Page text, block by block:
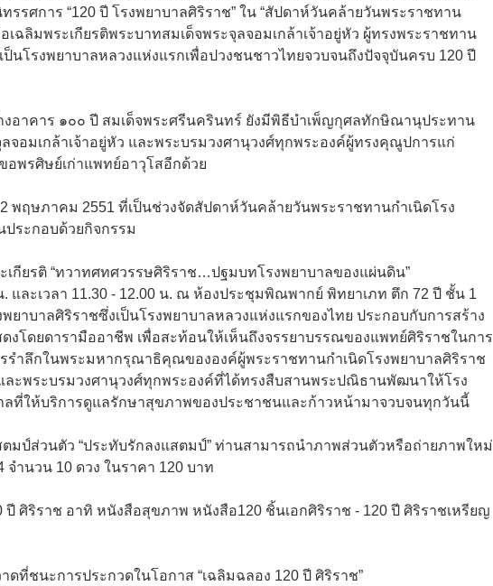
รรศการ “120 ปี โรงพยาบาลศิริราช” ใน “สัปดาห์วันคล้ายวันพระราชทาน
เฉลิมพระเกียรติพระบาทสมเด็จพระจุลจอมเกล้าเจ้าอยู่หัว ผู้ทรงพระราชทาน
ป็นโรงพยาบาลหลวงแห่งแรกเพื่อปวงชนชาวไทยจวบจนถึงปัจจุบันครบ 120 ปี
อาคาร ๑๐๐ ปี สมเด็จพระศรีนครินทร์ ยังมีพิธีบำเพ็ญกุศลทักษิณานุประทาน
จอมเกล้าเจ้าอยู่หัว และพระบรมวงศานุวงศ์ทุกพระองค์ผู้ทรงคุณูปการแก่
พรศิษย์เก่าแพทย์อาวุโสอีกด้วย
พฤษภาคม 2551 ที่เป็นช่วงจัดสัปดาห์วันคล้ายวันพระราชทานกำเนิดโรง
ระกอบด้วยกิจกรรม
เกียรติ “ทวาทศทศวรรษศิริราช…ปฐมบทโรงพยาบาลของแผ่นดิน”
. และเวลา 11.30 - 12.00 น. ณ ห้องประชุมพิณพากย์ พิทยาเภท ตึก 72 ปี ชั้น 1
ยาบาลศิริราชซึ่งเป็นโรงพยาบาลหลวงแห่งแรกของไทย ประกอบกับการสร้าง
ดงโดยดารามืออาชีพ เพื่อสะท้อนให้เห็นถึงจรรยาบรรณของแพทย์ศิริราชในการ
รำลึกในพระมหากรุณาธิคุณขององค์ผู้พระราชทานกำเนิดโรงพยาบาลศิริราช
ะพระบรมวงศานุวงศ์ทุกพระองค์ที่ได้ทรงสืบสานพระปณิธานพัฒนาให้โรง
ลที่ให้บริการดูแลรักษาสุขภาพของประชาชนและก้าวหน้ามาจวบจนทุกวันนี้
มป์ส่วนตัว “ประทับรักลงแสตมป์” ท่านสามารถนำภาพส่วนตัวหรือถ่ายภาพใหม่
ำนวน 10 ดวง ในราคา 120 บาท
ปี ศิริราช อาทิ หนังสือสุขภาพ หนังสือ120 ชิ้นเอกศิริราช - 120 ปี ศิริราชเหรียญ
ที่ชนะการประกวดในโอกาส “เฉลิมฉลอง 120 ปี ศิริราช”